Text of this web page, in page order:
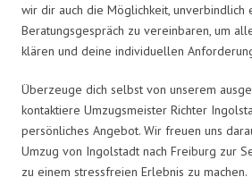
wir dir auch die Möglichkeit, unverbindlich
Beratungsgespräch zu vereinbaren, um
klären und deine individuellen
Überzeuge dich selbst von unserem
kontaktiere Umzugsmeister Richter
persönliches Angebot. Wir freuen uns
Umzug von Ingolstadt nach Freiburg zur
zu einem stressfreien Erlebnis zu machen.